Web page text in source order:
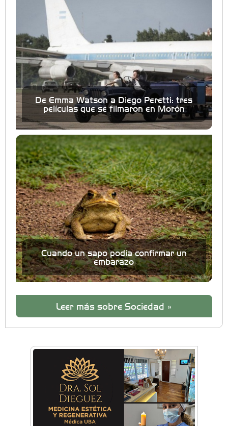
De Emma Watson a Diego Peretti: tres
películas que se filmaron en Morón
Cuando un sapo podía confirmar un
embarazo
Leer más sobre Sociedad »